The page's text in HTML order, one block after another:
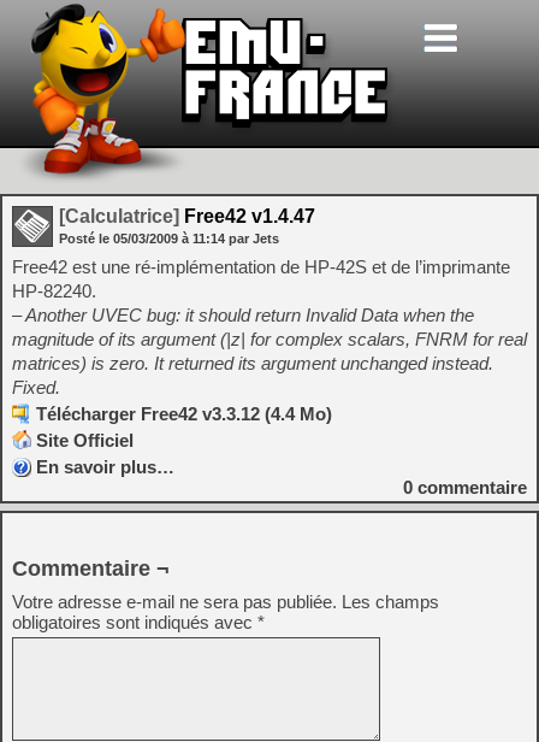
[Calculatrice] Free42 v1.4.47
Posté le 05/03/2009 à 11:14 par Jets
Free42 est une ré-implémentation de HP-42S et de l’imprimante
HP-82240.
– Another UVEC bug: it should return Invalid Data when the
magnitude of its argument (|z| for complex scalars, FNRM for real
matrices) is zero. It returned its argument unchanged instead.
Fixed.
Télécharger Free42 v3.3.12 (4.4 Mo)
Site Officiel
En savoir plus…
0 commentaire
Commentaire ¬
Votre adresse e-mail ne sera pas publiée. Les champs
obligatoires sont indiqués avec *